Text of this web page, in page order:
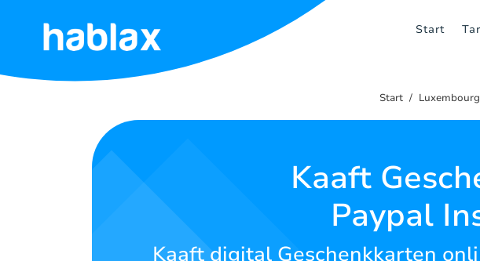
Start
Start
Déngschter
Start Luxembourg
Kaaft
Paypal
Kaaft digital Geschenkkarten